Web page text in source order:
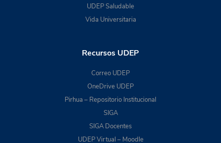
UDEP Saludable
Vida Universitaria
Recursos UDEP
Correo UDEP
OneDrive UDEP
Pirhua – Repositorio Institucional
SIGA
SIGA Docentes
UDEP Virtual – Moodle